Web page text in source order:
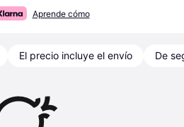
Aprende cómo
El precio incluye el envío De